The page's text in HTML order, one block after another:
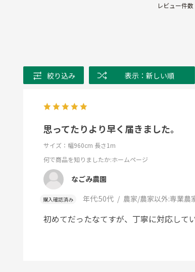
レビュー件数
絞り込み 表示：新しい順
思ってたりより早く届きました。
サイズ：幅960cm 長さ1m
何で商品を知りましたか:ホームページ
なごみ農園
購入確認済み 年代:50代 農家/農家以外:専業農
初めてだったなてすが、丁寧に対応して